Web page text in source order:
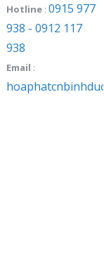
Hotline: 0915 977
938 - 0912 117
938
Email :